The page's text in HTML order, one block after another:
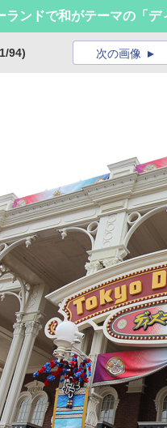
ランドで和がテーマの「デ
94) 次の画像